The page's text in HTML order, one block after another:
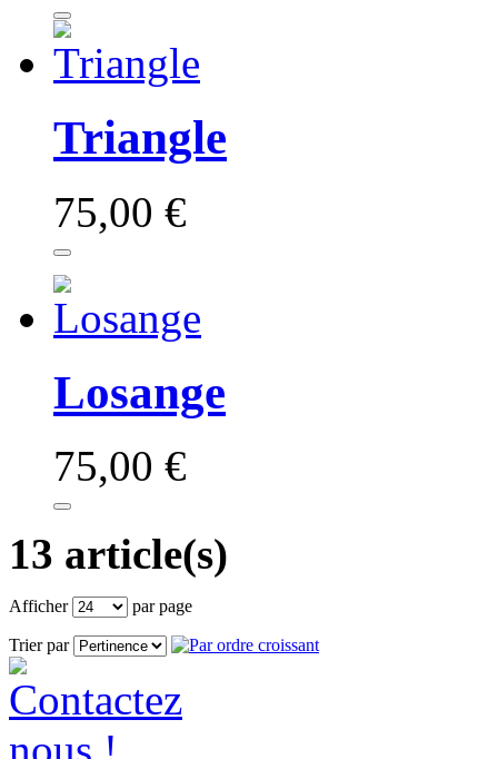
Triangle
75,00 €
Losange
75,00 €
13 article(s)
Afficher par page
Trier par